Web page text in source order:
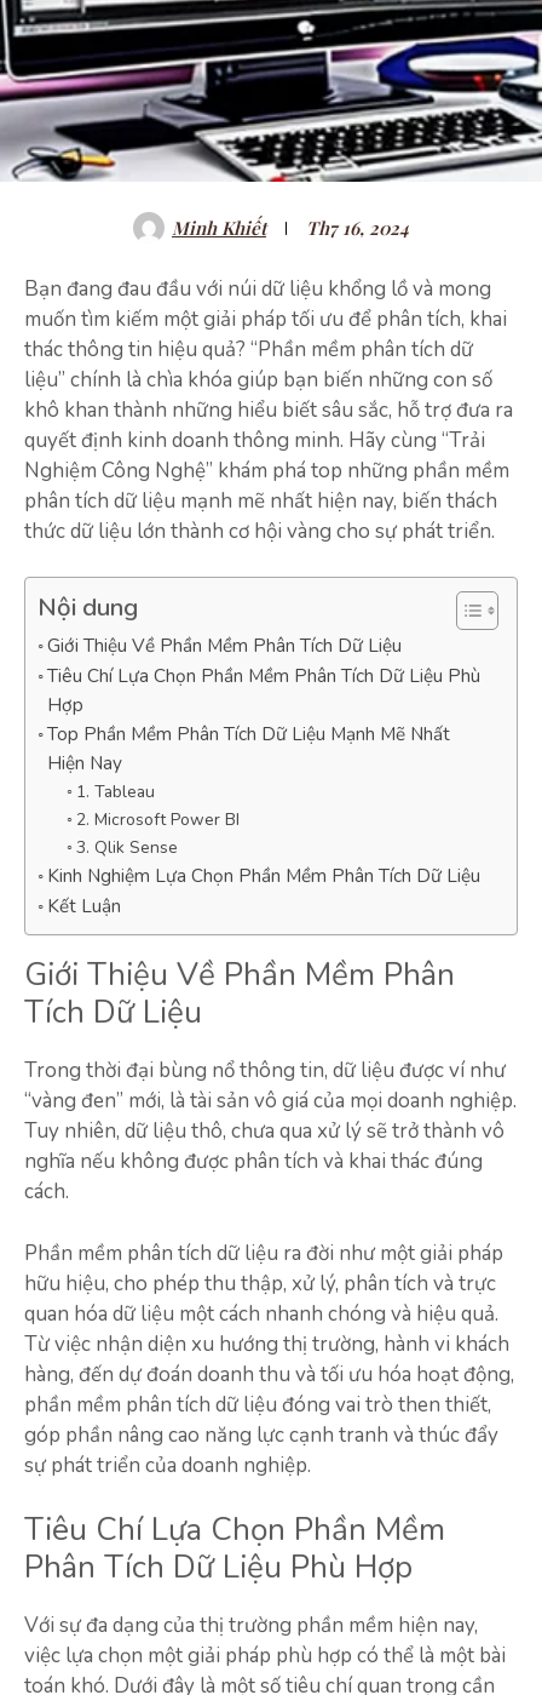
Minh Khiết Th7 16, 2024
Bạn đang đau đầu với núi dữ liệu khổng lồ và mong
muốn tìm kiếm một giải pháp tối ưu để phân tích, khai
thác thông tin hiệu quả? “Phần mềm phân tích dữ
liệu” chính là chìa khóa giúp bạn biến những con số
khô khan thành những hiểu biết sâu sắc, hỗ trợ đưa ra
quyết định kinh doanh thông minh. Hãy cùng “Trải
Nghiệm Công Nghệ” khám phá top những phần mềm
phân tích dữ liệu mạnh mẽ nhất hiện nay, biến thách
thức dữ liệu lớn thành cơ hội vàng cho sự phát triển.
Nội dung
Giới Thiệu Về Phần Mềm Phân Tích Dữ Liệu
Tiêu Chí Lựa Chọn Phần Mềm Phân Tích Dữ Liệu Phù
Hợp
Top Phần Mềm Phân Tích Dữ Liệu Mạnh Mẽ Nhất
Hiện Nay
1. Tableau
2. Microsoft Power BI
3. Qlik Sense
Kinh Nghiệm Lựa Chọn Phần Mềm Phân Tích Dữ Liệu
Kết Luận
Giới Thiệu Về Phần Mềm Phân
Tích Dữ Liệu
Trong thời đại bùng nổ thông tin, dữ liệu được ví như
“vàng đen” mới, là tài sản vô giá của mọi doanh nghiệp.
Tuy nhiên, dữ liệu thô, chưa qua xử lý sẽ trở thành vô
nghĩa nếu không được phân tích và khai thác đúng
cách.
Phần mềm phân tích dữ liệu ra đời như một giải pháp
hữu hiệu, cho phép thu thập, xử lý, phân tích và trực
quan hóa dữ liệu một cách nhanh chóng và hiệu quả.
Từ việc nhận diện xu hướng thị trường, hành vi khách
hàng, đến dự đoán doanh thu và tối ưu hóa hoạt động,
phần mềm phân tích dữ liệu đóng vai trò then thiết,
góp phần nâng cao năng lực cạnh tranh và thúc đẩy
sự phát triển của doanh nghiệp.
Tiêu Chí Lựa Chọn Phần Mềm
Phân Tích Dữ Liệu Phù Hợp
Với sự đa dạng của thị trường phần mềm hiện nay,
việc lựa chọn một giải pháp phù hợp có thể là một bài
toán khó. Dưới đây là một số tiêu chí quan trọng cần